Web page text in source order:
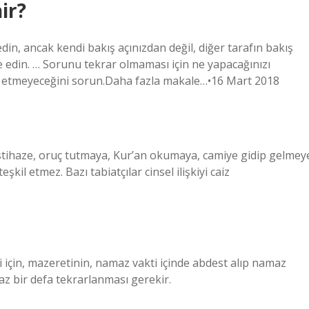
ancak kendi bakış açınızdan değil, diğer tarafın bakış
edin. … Sorunu tekrar olmaması için ne yapacağınızı
sorun.Daha fazla makale…•16 Mart 2018
oruç tutmaya, Kur’an okumaya, camiye gidip
etmez. Bazı tabiatçılar cinsel ilişkiyi caiz
mazeretinin, namaz vakti içinde abdest alıp namaz
bir defa tekrarlanması gerekir.